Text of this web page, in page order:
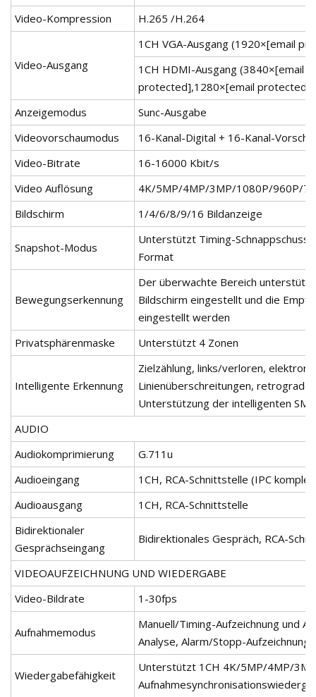
Video-Kompression
H.265 /H.264
Video-Ausgang
1CH VGA-Ausgang (1920×[email
1CH HDMI-Ausgang (3840×[email
protected],1280×[email protected])
Anzeigemodus
Sunc-Ausgabe
Videovorschaumodus
16-Kanal-Digital + 16-Kanal-
Video-Bitrate
16-16000 Kbit/s
Video Auflösung
4K/5MP/4MP/3MP/1080P/960P/
Bildschirm
1/4/6/8/9/16 Bildanzeige
Snapshot-Modus
Unterstützt Timing-Schnappschuss,
Format
Bewegungserkennung
Der überwachte Bereich
Bildschirm eingestellt und die
eingestellt werden
Privatsphärenmaske
Unterstützt 4 Zonen
Intelligente Erkennung
Zielzählung, links/verloren,
Linienüberschreitungen, retrograde
Unterstützung der intelligenten
AUDIO
Audiokomprimierung
G.711u
Audioeingang
1CH, RCA-Schnittstelle (IPC
Audioausgang
1CH, RCA-Schnittstelle
Bidirektionaler
Gesprächseingang
Bidirektionales Gespräch, RCA-
VIDEOAUFZEICHNUNG UND WIEDERGABE
Video-Bildrate
1-30fps
Aufnahmemodus
Manuell/Timing-Aufzeichnung und
Analyse, Alarm/Stopp-Aufzeichnung
Wiedergabefähigkeit
Unterstützt 1CH 4K/5MP/4MP/